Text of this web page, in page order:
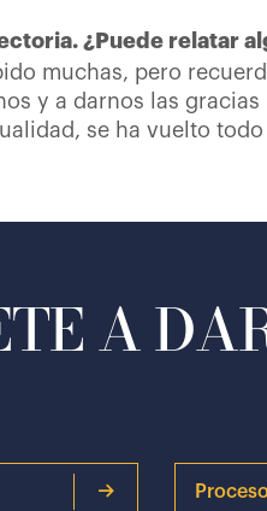
¿Puede relatar
muchas, pero
y a darnos las
se ha vuelto
A